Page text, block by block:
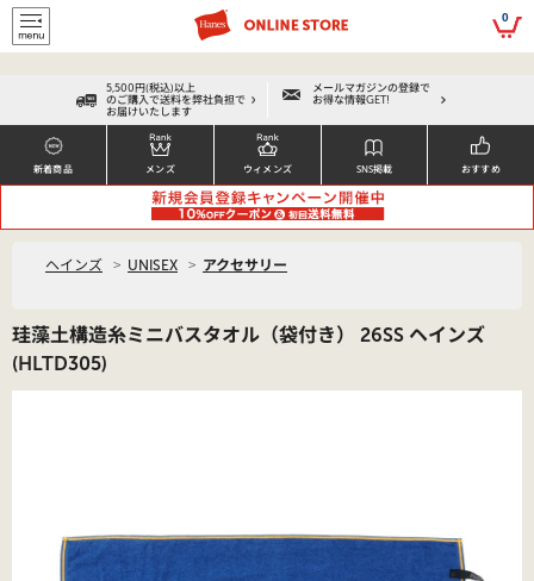
script> 0
5,500円(税込)以上
のご購入で送料を弊社負担で
お届けいたします
メールマガジンの登録で
お得な情報GET!
新着商品 メンズ ウィメンズ SNS掲載 おすすめ
ヘインズ > UNISEX > アクセサリー
珪藻土構造糸ミニバスタオル（袋付き） 26SS ヘインズ
(HLTD305)